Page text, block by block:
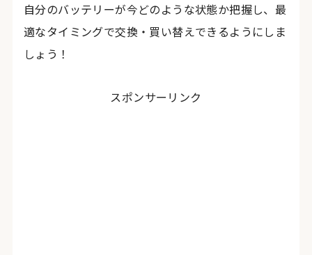
自分のバッテリーが今どのような状態か把握し、最
適なタイミングで交換・買い替えできるようにしま
しょう！
スポンサーリンク